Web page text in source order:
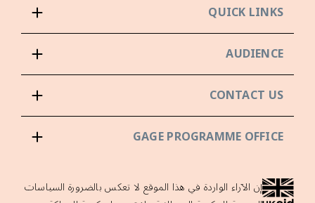
QUICK LINKS
AUDIENCE
CONTACT US
GAGE PROGRAMME OFFICE
إن الآراء الواردة في هذا الموقع لا تعكس بالضرورة السياسات